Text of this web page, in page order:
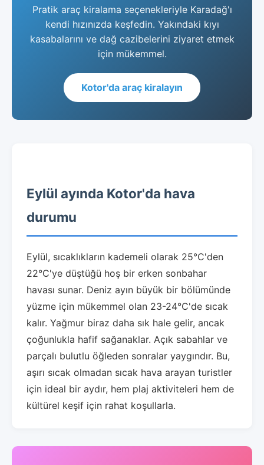
Pratik araç kiralama seçenekleriyle Karadağ'ı
kendi hızınızda keşfedin. Yakındaki kıyı
kasabalarını ve dağ cazibelerini ziyaret etmek
için mükemmel.
Kotor'da araç kiralayın
Eylül ayında Kotor'da hava
durumu
Eylül, sıcaklıkların kademeli olarak 25°C'den
22°C'ye düştüğü hoş bir erken sonbahar
havası sunar. Deniz ayın büyük bir bölümünde
yüzme için mükemmel olan 23-24°C'de sıcak
kalır. Yağmur biraz daha sık hale gelir, ancak
çoğunlukla hafif sağanaklar. Açık sabahlar ve
parçalı bulutlu öğleden sonralar yaygındır. Bu,
aşırı sıcak olmadan sıcak hava arayan turistler
için ideal bir aydır, hem plaj aktiviteleri hem de
kültürel keşif için rahat koşullarla.